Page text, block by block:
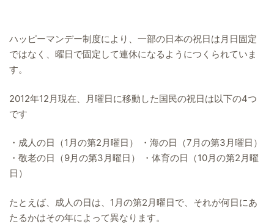
ハッピーマンデー制度により、一部の日本の祝日は月日固定
ではなく、曜日で固定して連休になるようにつくられていま
す。
2012年12月現在、月曜日に移動した国民の祝日は以下の4つ
です
・成人の日（1月の第2月曜日） ・海の日（7月の第3月曜日）
・敬老の日（9月の第3月曜日） ・体育の日（10月の第2月曜
日）
たとえば、成人の日は、1月の第2月曜日で、それが何日にあ
たるかはその年によって異なります。